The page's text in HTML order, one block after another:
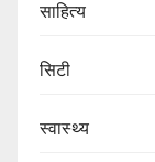
साहित्य
सिटी
स्वास्थ्य